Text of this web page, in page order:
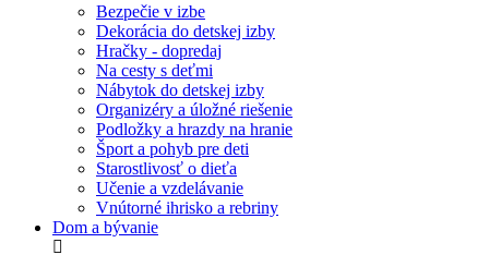
Bezpečie v izbe
Dekorácia do detskej izby
Hračky - dopredaj
Na cesty s deťmi
Nábytok do detskej izby
Organizéry a úložné riešenie
Podložky a hrazdy na hranie
Šport a pohyb pre deti
Starostlivosť o dieťa
Učenie a vzdelávanie
Vnútorné ihrisko a rebriny
Dom a bývanie